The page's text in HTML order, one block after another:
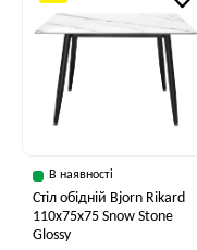
В наявності
Стіл обідній Bjorn Rikard
110х75х75 Snow Stone
Glossy